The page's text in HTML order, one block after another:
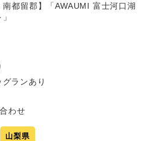
南都留郡】「AWAUMI 富士河口湖
ランあり
わせ
山梨県